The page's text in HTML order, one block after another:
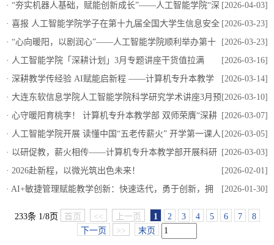
[2026-04-03]
· “夯实机器人基础，赋能创新成长”——人工智能学院“深
耕计划”机器人入门专题讲座顺利开展！
[2026-03-23]
· 喜报 人工智能学院学子在第十九届全国大学生信息安全
竞赛暨第三届“长城杯”网数智安全大赛中斩获佳绩
[2026-03-23]
· “心向暖阳，以剧润心”——人工智能学院顺利举办第十
三届校园心理情景剧院赛
[2026-03-16]
· 人工智能学院「深耕计划」3月专题讲座干货值拉满
[2026-03-14]
· 深耕教学传经验 AI赋能启新程 ——计算机专升本教学
部邢路老师 为应用技术学院开展教学经验分享会
[2026-03-10]
· 大连东软信息学院人工智能学院科学研究学术讲座3月预
告
[2026-03-07]
· 心守暖阳育桃李！ 计算机专升本教学部 双师荣膺“深耕
教学优秀教师”称号
[2026-03-05]
· 人工智能学院开展 读懂中国“五老传薪火” 开学第一课人
生座谈会
[2026-03-03]
· 以研促教，薪火相传——计算机专升本教学部开展科研
论文发表经验分享会
[2026-02-01]
· 2026赴新程，以微光筑出色未来！
[2026-01-30]
· AI+敏捷管理赋能教学创新：快速迭代，勇于创新，拥
抱变化——人工智能通识Ⅳ课程回顾会议圆满收官
233条 1/8页
首页 << 上一页 1 2 3 4 5 6 7
8
下一页
>> 末页